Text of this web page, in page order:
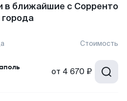
в ближайшие с Сорренто
города
Стоимость
от 4 670 ₽